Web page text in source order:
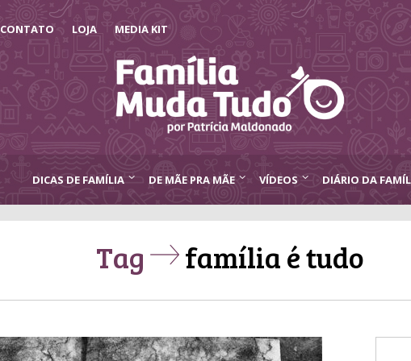
CONTATO LOJA MEDIA KIT
DICAS DE FAMÍLIA DE MÃE PRA MÃE VÍDEOS DIÁRIO DA
Tag família é tudo